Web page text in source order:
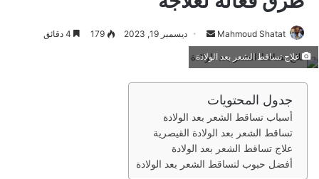
Mahmoud Shatat
ر
س
ل
ر
ي
د
ديسمبر 19, 2023 179
علاج تساقط الشعر بعد الولادة
جدول المحتويات
أسباب تساقط الشعر بعد الولادة
تساقط الشعر بعد الولادة القيصرية
علاج تساقط الشعر بعد الولادة
أفضل حبوب لتساقط الشعر بعد الولادة